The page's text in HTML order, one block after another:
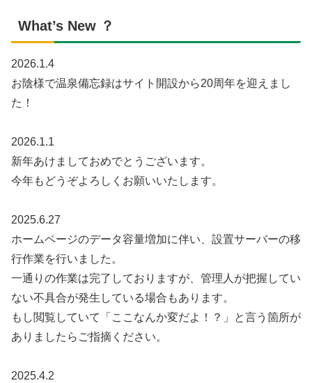
What’s New ？
2026.1.4
お陰様で温泉備忘録はサイト開設から20周年を迎えまし
た！
2026.1.1
新年あけましておめでとうございます。
今年もどうぞよろしくお願いいたします。
2025.6.27
ホームページのデータ容量増加に伴い、設置サーバーの移
行作業を行いました。
一通りの作業は完了しておりますが、管理人が把握してい
ない不具合が発生している場合もあります。
もし閲覧していて「ここなんか変だよ！？」と言う箇所が
ありましたらご指摘ください。
2025.4.2